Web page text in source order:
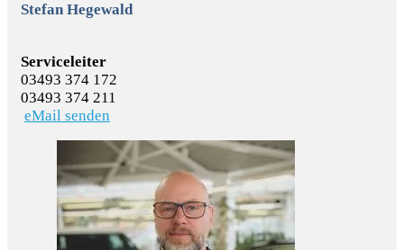
Stefan Hegewald
Serviceleiter
03493 374 172
03493 374 211
eMail senden